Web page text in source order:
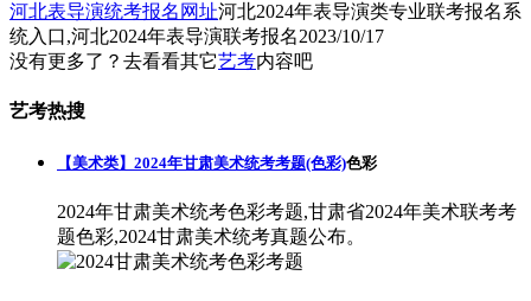
河北表导演统考报名网址河北2024年表导演类专业联考报名系
统入口,河北2024年表导演联考报名2023/10/17
没有更多了？去看看其它艺考内容吧
艺考热搜
【美术类】2024年甘肃美术统考考题(色彩)色彩
2024年甘肃美术统考色彩考题,甘肃省2024年美术联考考
题色彩,2024甘肃美术统考真题公布。